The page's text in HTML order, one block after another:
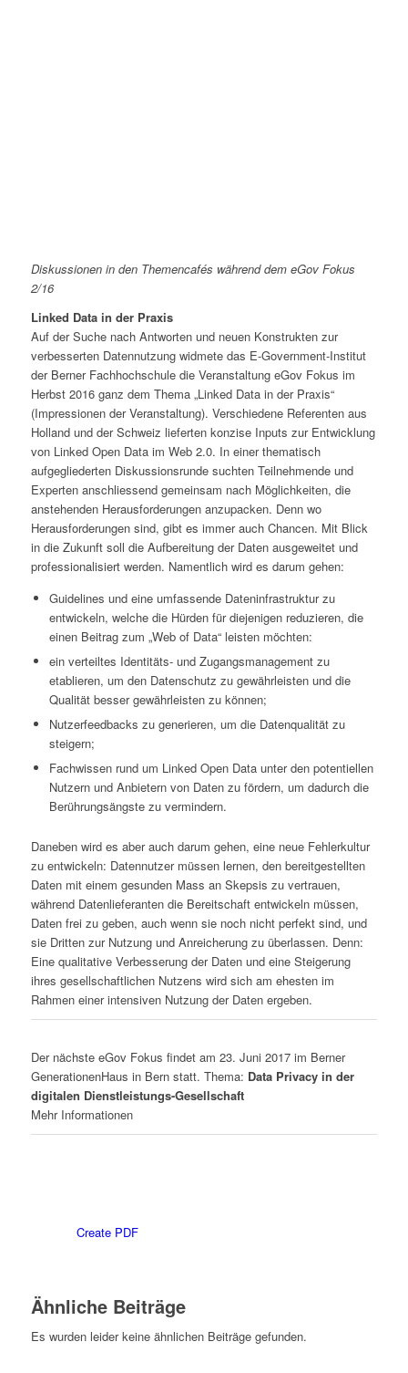
Diskussionen in den Themencafés während dem eGov Fokus
2/16
Linked Data in der Praxis
Auf der Suche nach Antworten und neuen Konstrukten zur
verbesserten Datennutzung widmete das E-Government-Institut
der Berner Fachhochschule die Veranstaltung eGov Fokus im
Herbst 2016 ganz dem Thema „Linked Data in der Praxis“
(Impressionen der Veranstaltung). Verschiedene Referenten aus
Holland und der Schweiz lieferten konzise Inputs zur Entwicklung
von Linked Open Data im Web 2.0. In einer thematisch
aufgegliederten Diskussionsrunde suchten Teilnehmende und
Experten anschliessend gemeinsam nach Möglichkeiten, die
anstehenden Herausforderungen anzupacken. Denn wo
Herausforderungen sind, gibt es immer auch Chancen. Mit Blick
in die Zukunft soll die Aufbereitung der Daten ausgeweitet und
professionalisiert werden. Namentlich wird es darum gehen:
Guidelines und eine umfassende Dateninfrastruktur zu
entwickeln, welche die Hürden für diejenigen reduzieren, die
einen Beitrag zum „Web of Data“ leisten möchten:
ein verteiltes Identitäts- und Zugangsmanagement zu
etablieren, um den Datenschutz zu gewährleisten und die
Qualität besser gewährleisten zu können;
Nutzerfeedbacks zu generieren, um die Datenqualität zu
steigern;
Fachwissen rund um Linked Open Data unter den potentiellen
Nutzern und Anbietern von Daten zu fördern, um dadurch die
Berührungsängste zu vermindern.
Daneben wird es aber auch darum gehen, eine neue Fehlerkultur
zu entwickeln: Datennutzer müssen lernen, den bereitgestellten
Daten mit einem gesunden Mass an Skepsis zu vertrauen,
während Datenlieferanten die Bereitschaft entwickeln müssen,
Daten frei zu geben, auch wenn sie noch nicht perfekt sind, und
sie Dritten zur Nutzung und Anreicherung zu überlassen. Denn:
Eine qualitative Verbesserung der Daten und eine Steigerung
ihres gesellschaftlichen Nutzens wird sich am ehesten im
Rahmen einer intensiven Nutzung der Daten ergeben.
Der nächste eGov Fokus findet am 23. Juni 2017 im Berner
GenerationenHaus in Bern statt. Thema: Data Privacy in der
digitalen Dienstleistungs-Gesellschaft
Mehr Informationen
Create PDF
Ähnliche Beiträge
Es wurden leider keine ähnlichen Beiträge gefunden.